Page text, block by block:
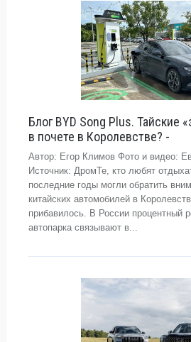
Блог BYD Song Plus. Тайские
в почете в Королевстве? -
Автор: Егор Климов Фото и видео:
Источник: ДромТе, кто любят
последние годы могли обратить
китайских автомобилей в
прибавилось. В России процентный
автопарка связывают в...